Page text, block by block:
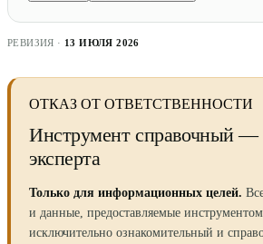
РЕВИЗИЯ · 13 ИЮЛЯ 2026
ОТКАЗ ОТ ОТВЕТСТВЕННОСТИ
Инструмент справочный —
эксперта
Только для информационных целей.
и данные, предоставляемые
исключительно ознакомительный и